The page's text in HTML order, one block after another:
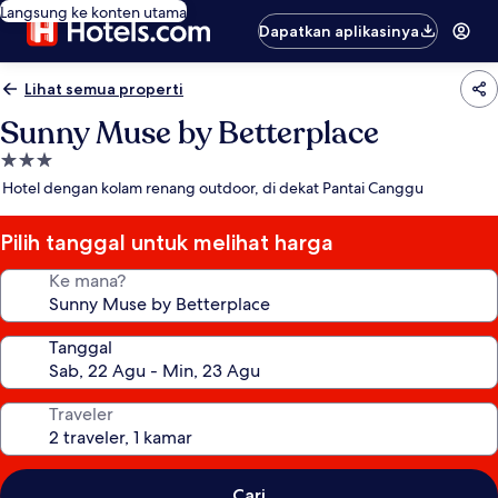
Langsung ke konten utama
Dapatkan aplikasinya
Lihat semua properti
Sunny Muse by Betterplace
Properti
bintang
Hotel dengan kolam renang outdoor, di dekat Pantai Canggu
Pilih tanggal untuk melihat harga
Ke mana?
Tanggal
Traveler